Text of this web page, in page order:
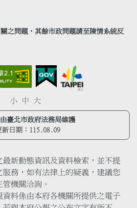
之問題，其餘市政問題請至陳情系統反
小 中 大
臺北市政府法務局維護
新日期： 115.08.09
最新動態資訊及資料檢索，並不提
務，如有法律上的疑義，建議您
機關洽詢。
資料係由本府各機關所提供之電子